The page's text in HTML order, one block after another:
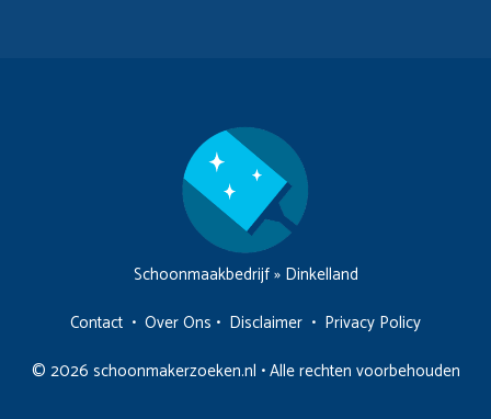
Schoonmaakbedrijf» Dinkelland
Contact • Over Ons • Disclaimer • Privacy Policy
© 2026 schoonmakerzoeken.nl • Alle rechten voorbehouden